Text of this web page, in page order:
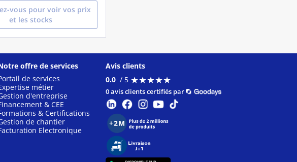
vous pour voir vos prix
et les stocks
offre de services
de services
métier
d'entreprise
& CEE
& Certifications
de chantier
Electronique
Avis clients
0.0 / 5 ★★★★★
★★★★★
0 avis clients certifiés par